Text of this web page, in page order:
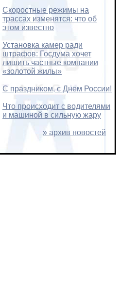
Скоростные режимы на
трассах изменятся: что об
этом известно
Установка камер ради
штрафов: Госдума хочет
лишить частные компании
«золотой жилы»
С праздником, с Днем России!
Что происходит с водителями
и машиной в сильную жару
» архив новостей